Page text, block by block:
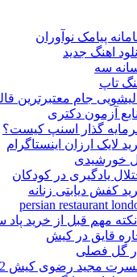
پیامک نوآوران
اهنگ جدید
سه
تاپ
جام معتبرترین
آزمون دکتری
گذار اسنپ کیست؟
لایک ارزان اینستاگرام
خورشیدی
یادگیری در کودکان
کفش دیابتی زنانه
persian restaurant
قایق در کیش
گل فصلی
مجید رضوی کیش 22 آبان 1404